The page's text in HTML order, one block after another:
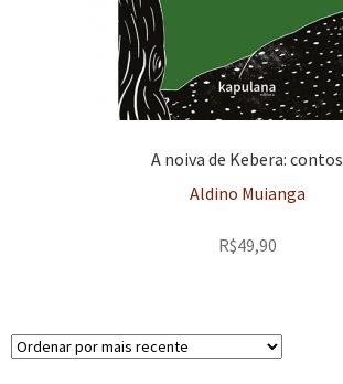
A noiva de Kebera: contos
Aldino Muianga
R$49,90